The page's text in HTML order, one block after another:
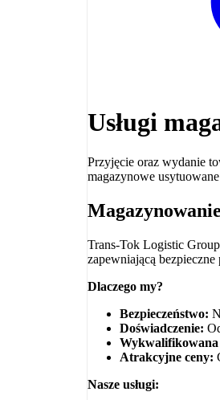
Usługi
Przyjęcie oraz wydanie
magazynowe
Trans-Tok Logistic
zapewniającą bezpieczne
Dlaczego my?
Bezpieczeństwo:
Doświadczenie:
Atrakcyjne ceny:
Nasze usługi: